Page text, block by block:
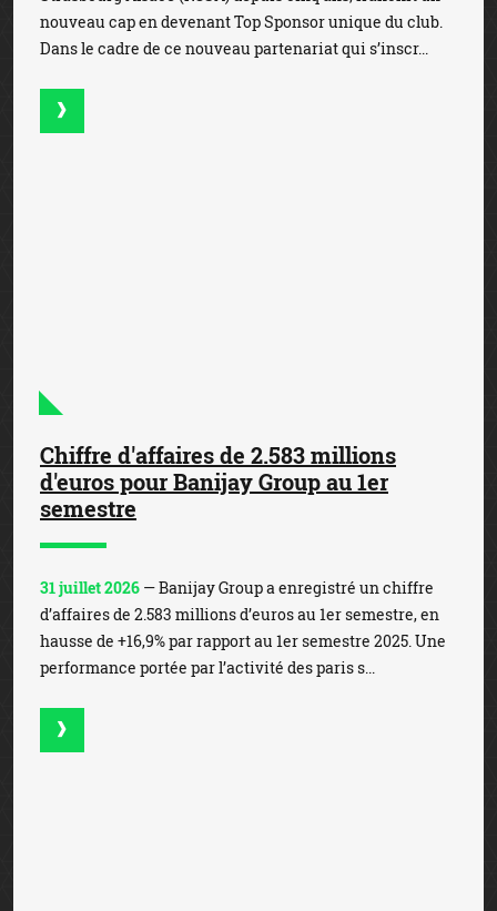
nouveau cap en devenant Top Sponsor unique du club.
Dans le cadre de ce nouveau partenariat qui s’inscr...
Chiffre d'affaires de 2.583 millions
d'euros pour Banijay Group au 1er
semestre
31 juillet 2026 — Banijay Group a enregistré un chiffre
d’affaires de 2.583 millions d’euros au 1er semestre, en
hausse de +16,9% par rapport au 1er semestre 2025. Une
performance portée par l’activité des paris s...